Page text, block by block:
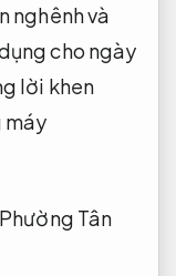
nghênh và
cho ngày
lời khen
máy
Tân